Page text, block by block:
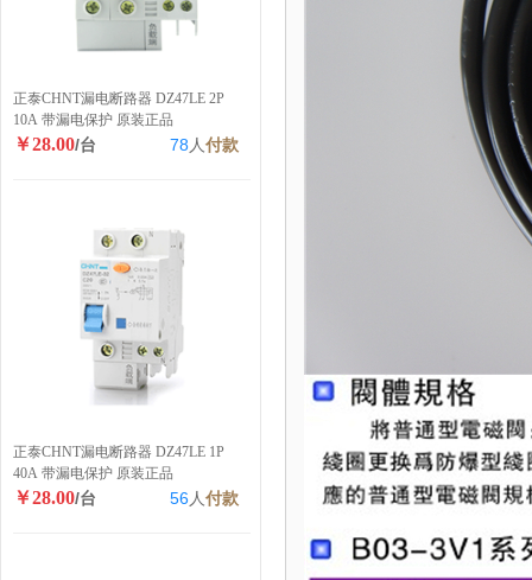
正泰CHNT漏电断路器 DZ47LE 2P
10A 带漏电保护 原装正品
￥28.00/台 78 人付款
正泰CHNT漏电断路器 DZ47LE 1P
40A 带漏电保护 原装正品
￥28.00/台 56人付款